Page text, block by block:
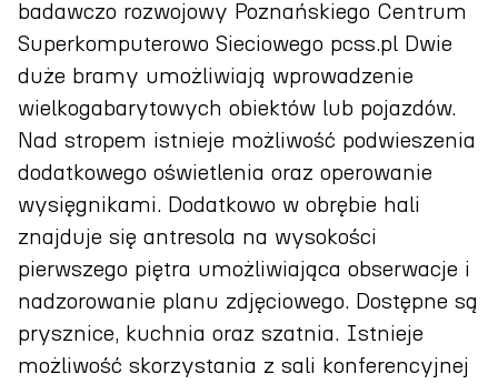
badawczo rozwojowy Poznańskiego Centrum
Superkomputerowo Sieciowego pcss.pl Dwie
duże bramy umożliwiają wprowadzenie
wielkogabarytowych obiektów lub pojazdów.
Nad stropem istnieje możliwość podwieszenia
dodatkowego oświetlenia oraz operowanie
wysięgnikami. Dodatkowo w obrębie hali
znajduje się antresola na wysokości
pierwszego piętra umożliwiająca obserwacje i
nadzorowanie planu zdjęciowego. Dostępne są
prysznice, kuchnia oraz szatnia. Istnieje
możliwość skorzystania z sali konferencyjnej